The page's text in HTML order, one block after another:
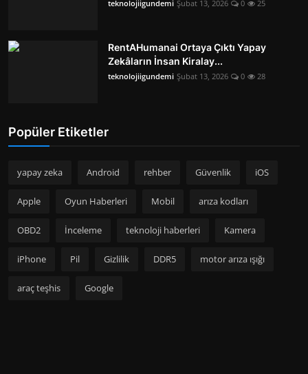
teknolojiigundemi Şubat 13, 2026 0 25
RentAHumanai Ortaya Çıktı Yapay
Zekâların İnsan Kiralay...
teknolojiigundemi Şubat 13, 2026 0 28
Popüler Etiketler
yapay zeka Android rehber Güvenlik iOS
Apple Oyun Haberleri Mobil arıza kodları
OBD2 İnceleme teknoloji haberleri Kamera
iPhone Pil Gizlilik DDR5 motor arıza ışığı
araç teşhis Google